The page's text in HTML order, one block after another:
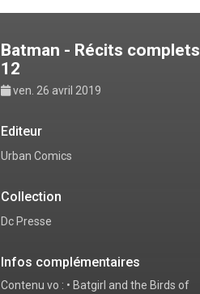
Batman - Récits complets
12
ven. 26 avril 2019
Editeur
Urban Comics
Collection
Dc Presse
Infos complémentaires
Contenu vo : • Batgirl and the Birds of